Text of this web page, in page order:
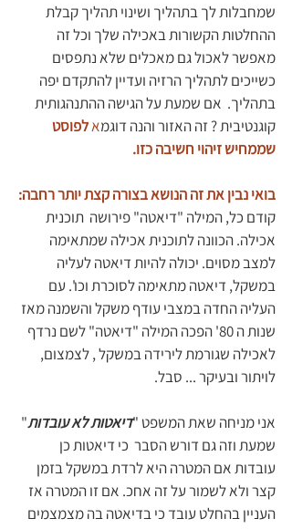
שמחבלות לך בתהליך ושינוי תהליך קבלת
ההחלטות הקשורות באכילה שלך וכל זה
מאפשר לאכול גם מאכלים שלא נתפסים
כשייכים לתהליך הרזיה ועדיין להתקדם יפה
בתהליך.  אם שמעת על הגישה ההתנהגותית
קוגנטיבית ? זה האזור והנה דוגמא לפוסט
שממחיש זיהוי חשיבה כזו.
בואי נבין את זה הנושא בצורה קצת יותר רחבה:
קודם כל, המילה "דיאטה" פירושה  תוכנית
אכילה. הכוונה לתוכנית אכילה שמתאימה
למצב מסוים. יכולה להיות דיאטה לעליה
במשקל, דיאטה מתאימה לסוכרת וכו'. עם
העליה החדה במצבי עודף משקל והשמנה מאז
שנות ה 80' הפכה המילה "דיאטה" לשם נרדף
לאכילה שגורמת לירידה במשקל , לצמצום,
לויתור ובעיקר ... סבל.
אני מניחה שאת המשפט "דיאטות לא עובדות"
שמעת וזה גם דורש הסבר  כי דיאטות כן
עובדות אם המטרה היא לרדת במשקל בזמן
קצר ולא לשמור על זה אחכ. אם זו המטרה אז
העניין בהחלט עובד כי בדיאטה בה מצמצמים